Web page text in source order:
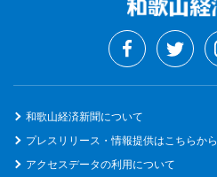
和歌山経済新聞について
プレスリリース・情報提供はこちらから
アクセスデータの利用について